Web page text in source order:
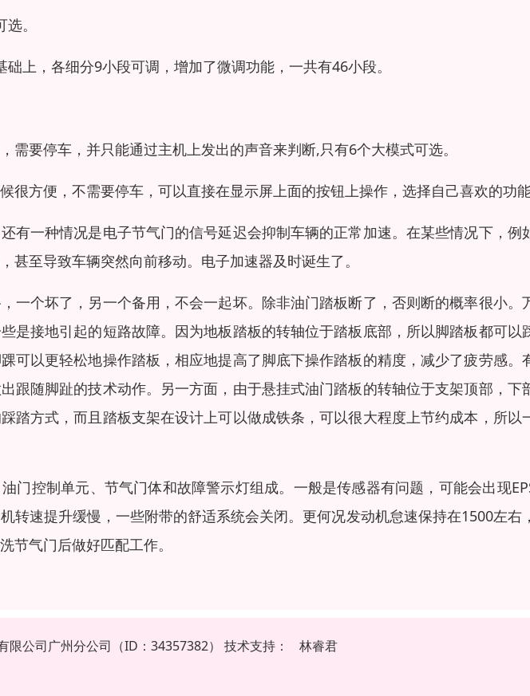
。
上，各细分9小段可调，增加了微调功能，一共有46小段。
需要停车，并只能通过主机上发出的声音来判断,只有6个大模式可选。
很方便，不需要停车，可以直接在显示屏上面的按钮上操作，选择自己喜欢的功
有一种情况是电子节气门的信号延迟会抑制车辆的正常加速。在某些情况下，例
甚至导致车辆突然向前移动。电子加速器及时诞生了。
一个坏了，另一个备用，不会一起坏。除非油门踏板断了，否则断的概率很小。
是接地引起的短路故障。因为地板踏板的转轴位于踏板底部，所以脚踏板都可以
可以更轻松地操作踏板，相应地提高了脚底下操作踏板的精度，减少了疲劳感。
跟随脚趾的技术动作。另一方面，由于悬挂式油门踏板的转轴位于支架顶部，下
踏方式，而且踏板支架在设计上可以做成铁条，可以很大程度上节约成本，所以
门控制单元、节气门体和故障警示灯组成。一般是传感器有问题，可能会出现
转速提升缓慢，一些附带的舒适系统会关闭。更何况发动机怠速保持在1500左右
节气门后做好匹配工作。
公司广州分公司（ID：34357382） 技术支持： 林睿君